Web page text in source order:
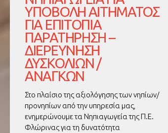
ΥΠΟΒΟΛΉ ΑΙΤΉΜΑΤΟΣ
ΓΙΑ ΕΠΙΤΌΠΙΑ
ΠΑΡΑΤΉΡΗΣΗ –
ΔΙΕΡΕΎΝΗΣΗ
ΔΥΣΚΟΛΙΏΝ /
ΑΝΑΓΚΏΝ
Στο πλαίσιο της αξιολόγησης των νηπίων/
προνηπίων από την υπηρεσία μας,
ενημερώνουμε τα Νηπιαγωγεία της Π.Ε.
Φλώρινας για τη δυνατότητα